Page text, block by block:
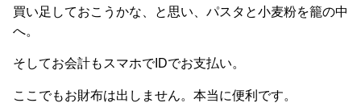
買い足しておこうかな、と思い、パスタと小麦粉を籠の中
へ。
そしてお会計もスマホでIDでお支払い。
ここでもお財布は出しません。本当に便利です。